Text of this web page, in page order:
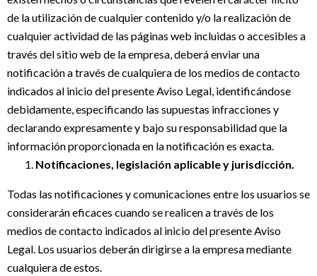
de la utilización de cualquier contenido y/o la realización de
cualquier actividad de las páginas web incluidas o accesibles a
través del sitio web de la empresa, deberá enviar una
notificación a través de cualquiera de los medios de contacto
indicados al inicio del presente Aviso Legal, identificándose
debidamente, especificando las supuestas infracciones y
declarando expresamente y bajo su responsabilidad que la
información proporcionada en la notificación es exacta.
Notificaciones, legislación aplicable y jurisdicción.
Todas las notificaciones y comunicaciones entre los usuarios se
considerarán eficaces cuando se realicen a través de los
medios de contacto indicados al inicio del presente Aviso
Legal. Los usuarios deberán dirigirse a la empresa mediante
cualquiera de estos.